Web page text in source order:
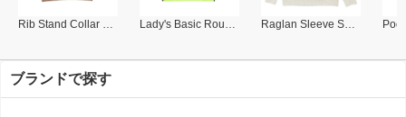
Rib Stand Collar Polo Lady's Basic Round Collar Polo Raglan Sleeve Sweat Shirt
ブランドで探す